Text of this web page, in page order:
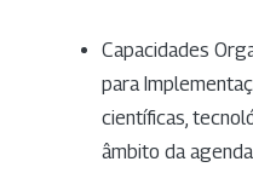
Capacidades
para
científicas,
âmbito da